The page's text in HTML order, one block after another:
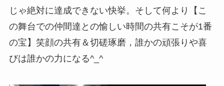
じゃ絶対に達成できない快挙。そして何より【こ
の舞台での仲間達との愉しい時間の共有こそが1番
の宝】笑顔の共有＆切磋琢磨，誰かの頑張りや喜
びは誰かの力になる^_^